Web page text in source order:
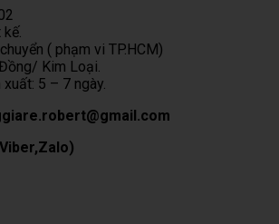
( phạm vi TP.HCM)
Kim Loại.
5 – 7 ngày.